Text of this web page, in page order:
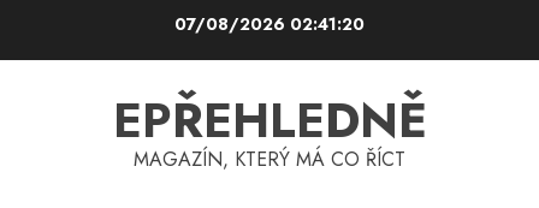
07/08/2026 02:41:20
EPŘEHLEDNĚ
MAGAZÍN, KTERÝ MÁ CO ŘÍCT